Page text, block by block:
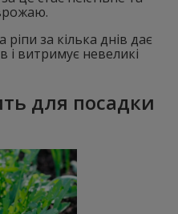
за кілька днів дає
і витримує невеликі
для посадки